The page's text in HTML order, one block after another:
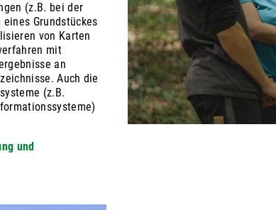
(z.B. bei der
Grundstückes
von Karten
mit
an
Auch die
(z.B.
und